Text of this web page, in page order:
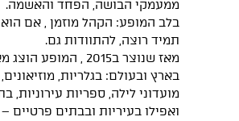
ממעמקי הבושה, הפחד והאשמה.
בלב המופע: הקהל מוזמן , אם הוא
תמיד רוצה, להתוודות גם.
מאז שנוצר ב2015 ,
בארץ ובעולם: בגלריות,
מועדוני לילה, ספריות עירוניות,
ואפילו בעיריות ובבתים פרטיים